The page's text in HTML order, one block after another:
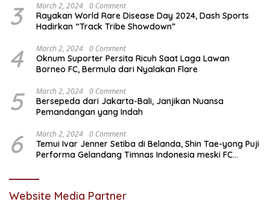
3 March 2, 2024 0 Comment
Rayakan World Rare Disease Day 2024, Dash Sports
Hadirkan “Track Tribe Showdown”
4 March 2, 2024 0 Comment
Oknum Suporter Persita Ricuh Saat Laga Lawan
Borneo FC, Bermula dari Nyalakan Flare
5 March 2, 2024 0 Comment
Bersepeda dari Jakarta-Bali, Janjikan Nuansa
Pemandangan yang Indah
6 March 2, 2024 0 Comment
Temui Ivar Jenner Setiba di Belanda, Shin Tae-yong Puji
Performa Gelandang Timnas Indonesia meski FC
Website Media Partner